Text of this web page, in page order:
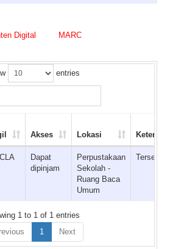
Digital
MARC
entries
Akses Lokasi
Dapat
dipinjam
Perpustakaan
Sekolah -
Ruang Baca
Umum
Tersedia
1 to 1 of 1 entries
1 Next